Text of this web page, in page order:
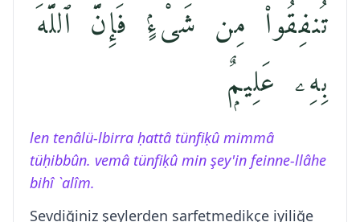
تُنفِقُوا۟ مِن شَىْءٍۢ فَإِنَّ ٱللَّهَ
بِهِۦ عَلِيمٌۭ
len tenâlü-lbirra ḥattâ tünfiḳû mimmâ
tüḥibbûn. vemâ tünfiḳû min şey'in feinne-llâhe
bihî `alîm.
Sevdiğiniz şeylerden sarfetmedikçe iyiliğe